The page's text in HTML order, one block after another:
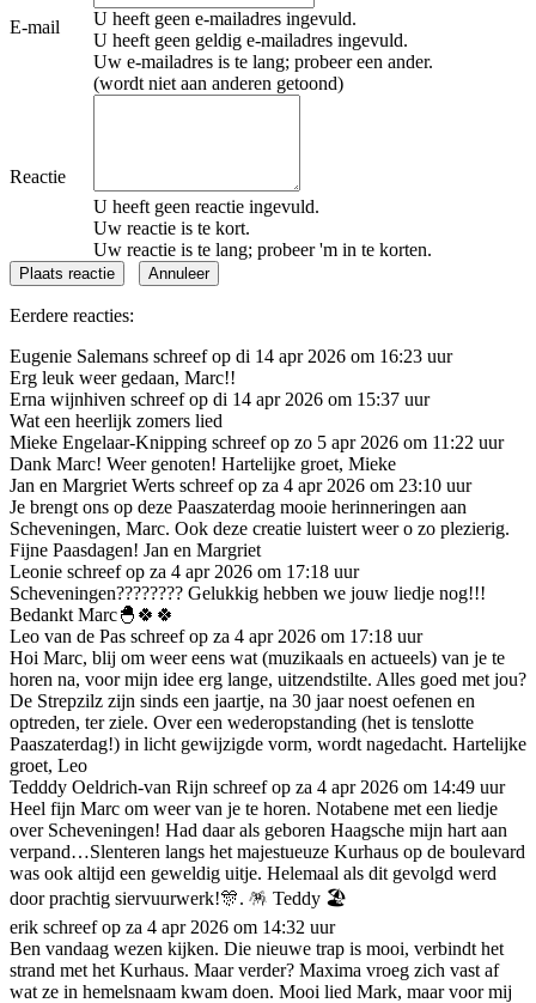
E-mail
U heeft geen e-mailadres ingevuld.
U heeft geen geldig e-mailadres ingevuld.
Uw e-mailadres is te lang; probeer een ander.
(wordt niet aan anderen getoond)
Reactie
U heeft geen reactie ingevuld.
Uw reactie is te kort.
Uw reactie is te lang; probeer 'm in te korten.
Eerdere reacties:
Eugenie Salemans schreef op di 14 apr 2026 om 16:23 uur
Erg leuk weer gedaan, Marc!!
Erna wijnhiven schreef op di 14 apr 2026 om 15:37 uur
Wat een heerlijk zomers lied
Mieke Engelaar-Knipping schreef op zo 5 apr 2026 om 11:22 uur
Dank Marc! Weer genoten! Hartelijke groet, Mieke
Jan en Margriet Werts schreef op za 4 apr 2026 om 23:10 uur
Je brengt ons op deze Paaszaterdag mooie herinneringen aan
Scheveningen, Marc. Ook deze creatie luistert weer o zo plezierig.
Fijne Paasdagen! Jan en Margriet
Leonie schreef op za 4 apr 2026 om 17:18 uur
Scheveningen???????? Gelukkig hebben we jouw liedje nog!!!
Bedankt Marc🐣🍀🍀
Leo van de Pas schreef op za 4 apr 2026 om 17:18 uur
Hoi Marc, blij om weer eens wat (muzikaals en actueels) van je te
horen na, voor mijn idee erg lange, uitzendstilte. Alles goed met jou?
De Strepzilz zijn sinds een jaartje, na 30 jaar noest oefenen en
optreden, ter ziele. Over een wederopstanding (het is tenslotte
Paaszaterdag!) in licht gewijzigde vorm, wordt nagedacht. Hartelijke
groet, Leo
Tedddy Oeldrich-van Rijn schreef op za 4 apr 2026 om 14:49 uur
Heel fijn Marc om weer van je te horen. Notabene met een liedje
over Scheveningen! Had daar als geboren Haagsche mijn hart aan
verpand…Slenteren langs het majestueuze Kurhaus op de boulevard
was ook altijd een geweldig uitje. Helemaal als dit gevolgd werd
door prachtig siervuurwerk!🎊. 🪅 Teddy 🏖️
erik schreef op za 4 apr 2026 om 14:32 uur
Ben vandaag wezen kijken. Die nieuwe trap is mooi, verbindt het
strand met het Kurhaus. Maar verder? Maxima vroeg zich vast af
wat ze in hemelsnaam kwam doen. Mooi lied Mark, maar voor mij